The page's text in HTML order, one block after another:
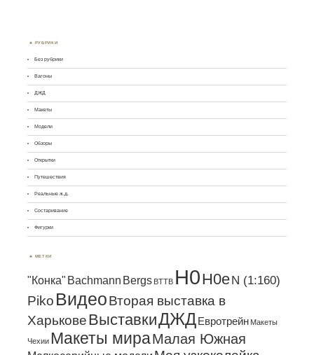
РУБРИКИ
Без рубрики
Вагоны
ДЖД
Макеты
Модели
Обзоры
Открытки
Путешествия
Реальные ж.д.
Состаривание
Фигурки
МЕТКИ
"Конка" Bachmann Bergs BTTB H0H0e N (1:160)
Piko ВидеоВторая выставка в
ХарьковеВыставкиДЖД Евротрейн Макеты
Чехии Макеты мираМалая Южная